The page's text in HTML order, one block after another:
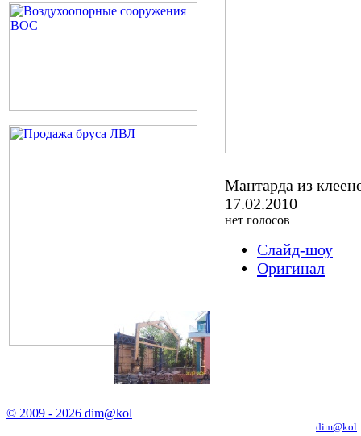
Мантарда из
17.02.2010
нет голосов
Слайд-шоу
Оригинал
© 2009 - 2026 dim@kol
dim@kol